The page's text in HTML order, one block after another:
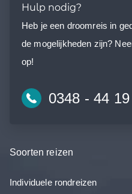
Hulp nodig?
Heb je een droomreis in
de mogelijkheden zijn?
op!
0348 - 44
Soorten reizen
Individuele rondreizen